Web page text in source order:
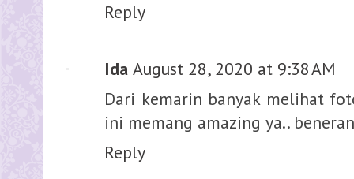
Reply
Ida August 28, 2020 at 9:38 AM
Dari kemarin banyak melihat
ini memang amazing ya..
Reply